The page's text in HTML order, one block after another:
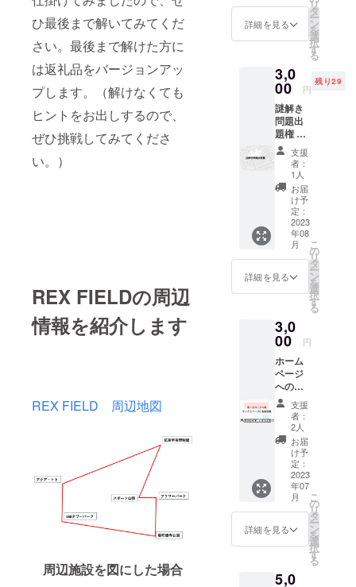
ひ最後まで解いてみてくだ
さい。最後まで解けた方に
は返礼品をバージョンアッ
プします。（解けなくても
ヒントをお出しするので、
ぜひ挑戦してみてくださ
い。）
REX FIELDの周辺
情報を紹介します
REX FIELD 周辺地図
周辺施設を図にした場合
ていた
だきま
メール
で送ら
応募し
てくだ
ターン
がグ
レード
アップ
し、1枚
分追加
で計6枚
分にな
りま
す！ な
お、
メール
で引換
コード
をお送
りし、
ご来店
スと引
き換え
をご確
認させ
ていた
だいた
後に店
頭で利
用券を
お渡し
しま
す。 有
効期限
は2023
31日ま
でとさ
ます。
チケッ
ト、ク
ラウド
ファン
グ限定
価格で
す。 一
通りや
りたい
大人の
方向け
のプラ
ンで
す。
※「備考
欄」に
解いた
謎を入
力して
応募し
てくだ
ターン
がグ
レード
アップ
し、1枚
分追加
で計6枚
分にな
りま
す！ な
お、
メール
で引換
コード
をお送
りし、
ご来店
スと引
詳細を見る
リ
タ
ー
ン
を
選
択
す
る
3,0
00 円
残り29
謎解き
問題出
題権 現
在謎解
き作家
を目指
す方が
多くい
ます。
ツイッ
ターな
どを見
ても謎
解き問
題を
日々出
いる方
も多い
です。
その
力、
REX
FIELD
で試し
てみま
せん
か？依
頼解決
ゲーム
の中
で、
「○○か
らの挑
解き問
支援
者：
1人
お届
け予
定：
2023
年08
月
詳細を見る
こ
の
リ
タ
ー
ン
を
選
択
す
る
3,0
00 円
ホーム
ページ
へのサ
ンクス
ページ
に名前
記載 ​ 掲
載期間
は1年
間。
ホーム
ページ
の「ク
ラウド
ファン
ディン
ジ」に
支援
者：
2人
お届
け予
定：
2023
年07
月
詳細を見る
こ
の
リ
タ
ー
ン
を
選
択
す
る
5,0